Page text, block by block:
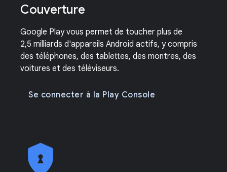
Couverture
Google Play vous permet de toucher plus de
2,5 milliards d'appareils Android actifs, y compris
des téléphones, des tablettes, des montres, des
voitures et des téléviseurs.
Se connecter à la Play Console